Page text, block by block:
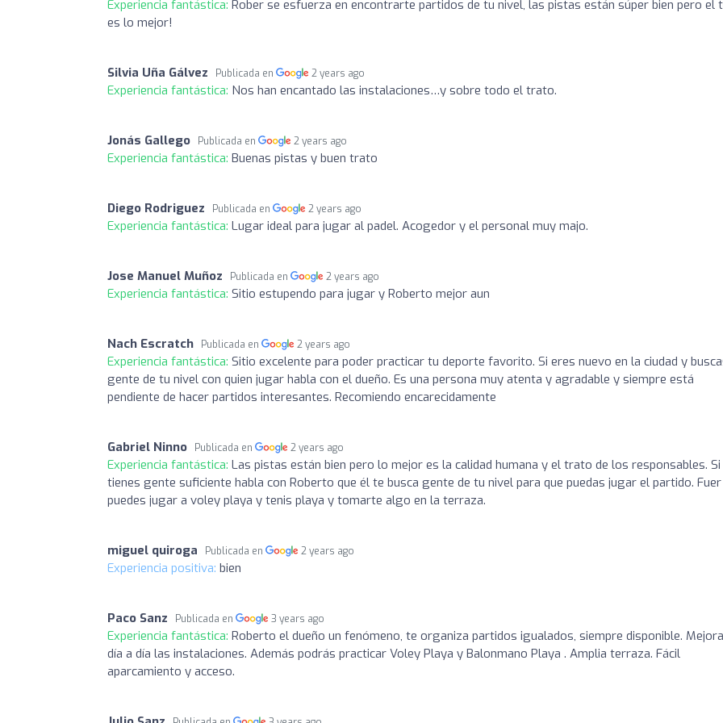
Experiencia fantástica: Rober se esfuerza en encontrarte partidos de tu nivel, las pistas están súper bien pero el
es lo mejor!
Silvia Uña Gálvez Publicada en 2 years ago
Experiencia fantástica: Nos han encantado las instalaciones…y sobre todo el trato.
Jonás Gallego Publicada en 2 years ago
Experiencia fantástica: Buenas pistas y buen trato
Diego Rodriguez Publicada en 2 years ago
Experiencia fantástica: Lugar ideal para jugar al padel. Acogedor y el personal muy majo.
Jose Manuel Muñoz Publicada en 2 years ago
Experiencia fantástica: Sitio estupendo para jugar y Roberto mejor aun
Nach Escratch Publicada en 2 years ago
Experiencia fantástica: Sitio excelente para poder practicar tu deporte favorito. Si eres nuevo en la ciudad y
gente de tu nivel con quien jugar habla con el dueño. Es una persona muy atenta y agradable y siempre está
pendiente de hacer partidos interesantes. Recomiendo encarecidamente
Gabriel Ninno Publicada en 2 years ago
Experiencia fantástica: Las pistas están bien pero lo mejor es la calidad humana y el trato de los responsables. Si
tienes gente suficiente habla con Roberto que él te busca gente de tu nivel para que puedas jugar el partido. Fuer
puedes jugar a voley playa y tenis playa y tomarte algo en la terraza.
miguel quiroga Publicada en 2 years ago
Experiencia positiva: bien
Paco Sanz Publicada en 3 years ago
Experiencia fantástica: Roberto el dueño un fenómeno, te organiza partidos igualados, siempre disponible.
día a día las instalaciones. Además podrás practicar Voley Playa y Balonmano Playa . Amplia terraza. Fácil
aparcamiento y acceso.